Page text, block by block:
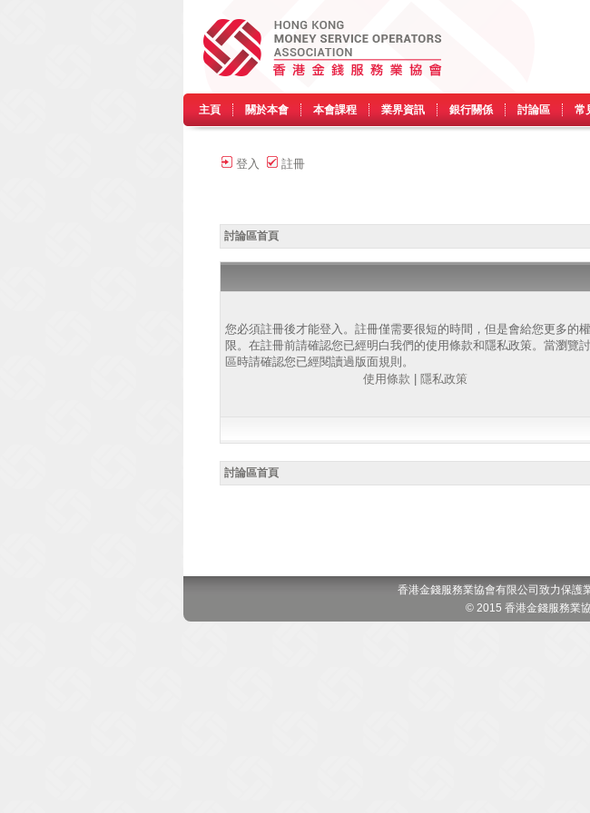
主頁 關於本會 本會課程 業界資訊 銀行關係 討論區 常
登入 註冊
討論區首頁
您必須註冊後才能登入。註冊僅需要很短的時間，但是會給您更多的權
限。在註冊前請確認您已經明白我們的使用條款和隱私政策。當瀏覽
區時請確認您已經閱讀過版面規則。
使用條款
隱私政策
討論區首頁
香港金錢服務業協會有限公司致力保護
© 2015 香港金錢服務